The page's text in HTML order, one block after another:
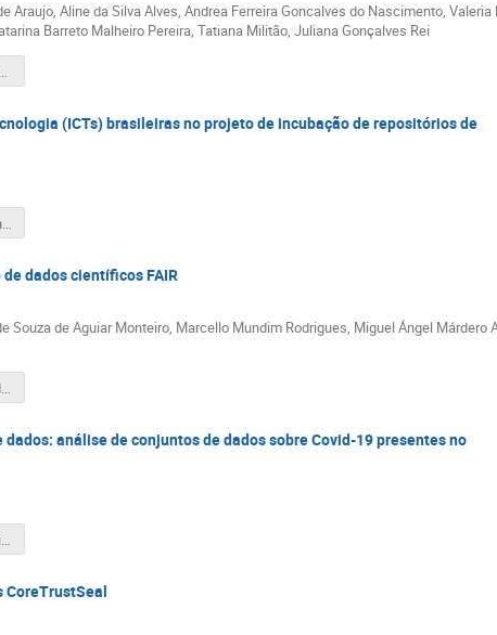
Araujo, Aline da Silva Alves, Andrea Ferreira Goncalves do Nascimento, Valeria
Barreto Malheiro Pereira, Tatiana Militão, Juliana Gonçalves Rei
com o Arca – Repositório Institucional da Fiocruz
(ICTs) brasileiras no projeto de incubação de repositórios de
Participação de Instituições de Ciência e Tecnologia (ICTs) brasileiras no projeto de incubação de repositórios de dados
dados científicos FAIR
Souza de Aguiar Monteiro, Marcello Mundim Rodrigues, Miguel Ángel Márdero
Plano de gestão de dados no apoio à gestão de dados científicos FAIR
análise de conjuntos de dados sobre Covid-19 presentes no
Princípios FAIR aliados ao acesso e reuso de dados: análise de conjuntos de dados sobre Covid-19 presentes no repositório PubChem
CoreTrustSeal